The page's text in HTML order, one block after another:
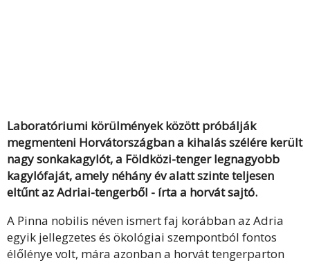
Laboratóriumi körülmények között próbálják
megmenteni Horvátországban a kihalás szélére került
nagy sonkakagylót, a Földközi-tenger legnagyobb
kagylófaját, amely néhány év alatt szinte teljesen
eltűnt az Adriai-tengerből - írta a horvát sajtó.
A Pinna nobilis néven ismert faj korábban az Adria
egyik jellegzetes és ökológiai szempontból fontos
élőlénye volt, mára azonban a horvát tengerparton